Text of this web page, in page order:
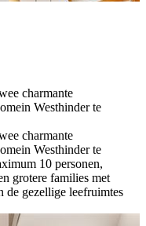
charmante
Westhinder te
charmante
Westhinder te
10 personen,
grotere families met
de gezellige leefruimtes